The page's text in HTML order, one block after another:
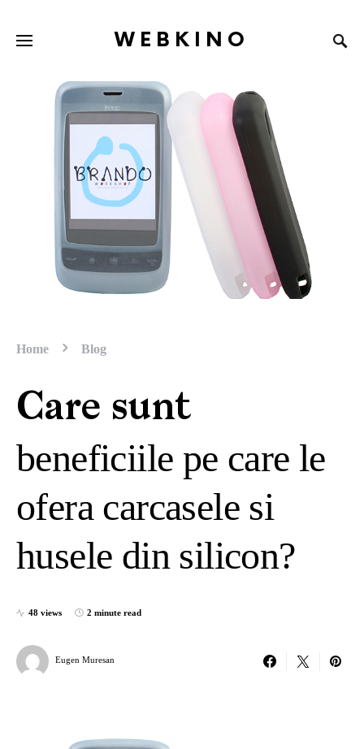
WEBKINO
Home Blog
Care sunt
beneficiile pe care le
ofera carcasele si
husele din silicon?
48 views 2 minute read
Eugen Muresan